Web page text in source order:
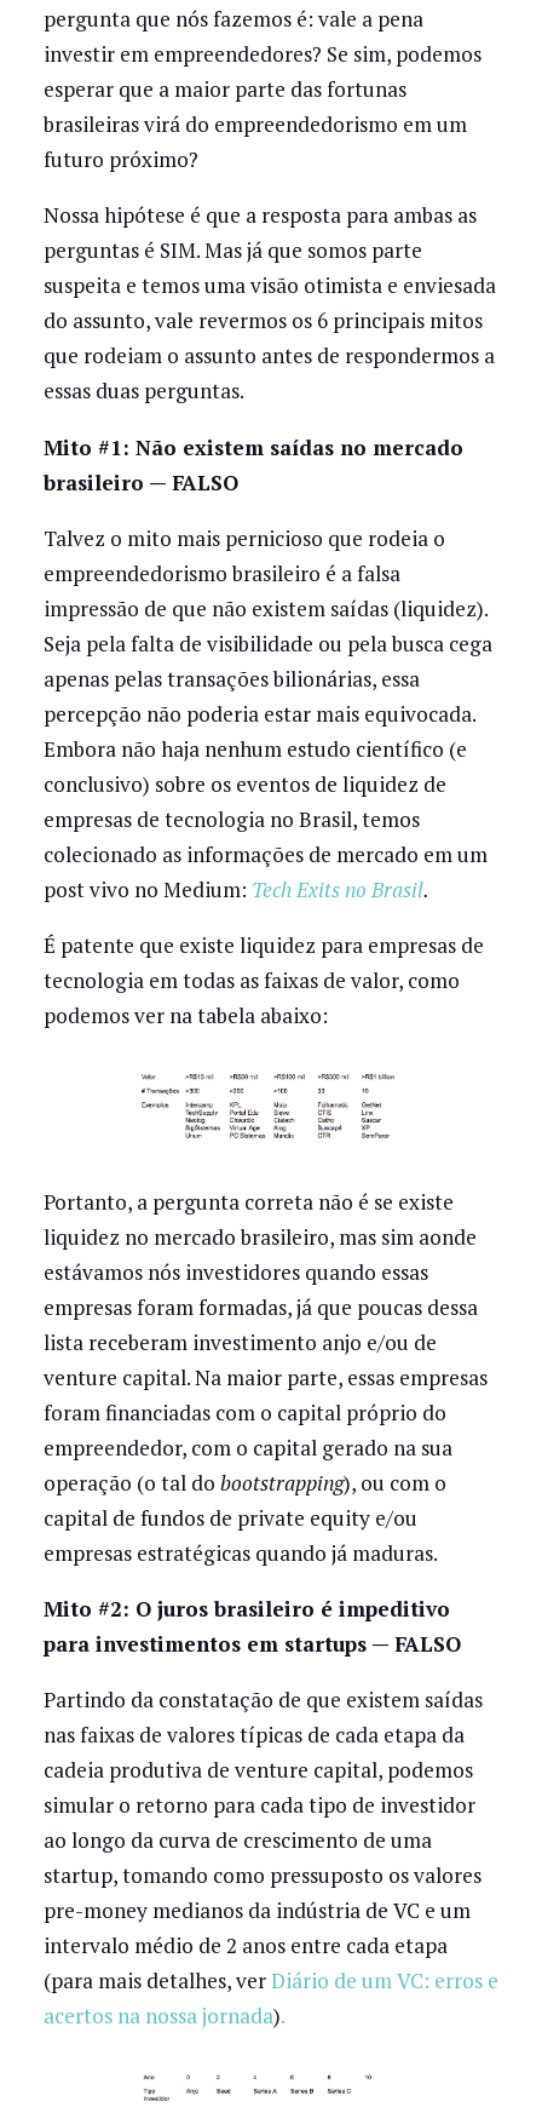
pergunta que nós fazemos é: vale a pena
investir em empreendedores? Se sim, podemos
esperar que a maior parte das fortunas
brasileiras virá do empreendedorismo em um
futuro próximo?
Nossa hipótese é que a resposta para ambas as
perguntas é SIM. Mas já que somos parte
suspeita e temos uma visão otimista e enviesada
do assunto, vale revermos os 6 principais mitos
que rodeiam o assunto antes de respondermos a
essas duas perguntas.
Mito #1: Não existem saídas no mercado
brasileiro — FALSO
Talvez o mito mais pernicioso que rodeia o
empreendedorismo brasileiro é a falsa
impressão de que não existem saídas (liquidez).
Seja pela falta de visibilidade ou pela busca cega
apenas pelas transações bilionárias, essa
percepção não poderia estar mais equivocada.
Embora não haja nenhum estudo científico (e
conclusivo) sobre os eventos de liquidez de
empresas de tecnologia no Brasil, temos
colecionado as informações de mercado em um
post vivo no Medium: Tech Exits no Brasil.
É patente que existe liquidez para empresas de
tecnologia em todas as faixas de valor, como
podemos ver na tabela abaixo:
Portanto, a pergunta correta não é se existe
liquidez no mercado brasileiro, mas sim aonde
estávamos nós investidores quando essas
empresas foram formadas, já que poucas dessa
lista receberam investimento anjo e/ou de
venture capital. Na maior parte, essas empresas
foram financiadas com o capital próprio do
empreendedor, com o capital gerado na sua
operação (o tal do bootstrapping), ou com o
capital de fundos de private equity e/ou
empresas estratégicas quando já maduras.
Mito #2: O juros brasileiro é impeditivo
para investimentos em startups — FALSO
Partindo da constatação de que existem saídas
nas faixas de valores típicas de cada etapa da
cadeia produtiva de venture capital, podemos
simular o retorno para cada tipo de investidor
ao longo da curva de crescimento de uma
startup, tomando como pressuposto os valores
pre-money medianos da indústria de VC e um
intervalo médio de 2 anos entre cada etapa
(para mais detalhes, verDiário de um VC: erros e
acertos na nossa jornada).